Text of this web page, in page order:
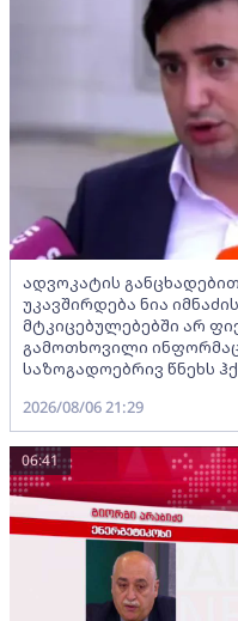
ადვოკატის
უკავშირდება ნია
მტკიცებულებებში არ
გამოთხოვილი
საზოგადოებრივ წნეხს
2026/08/06 21:29
06:41